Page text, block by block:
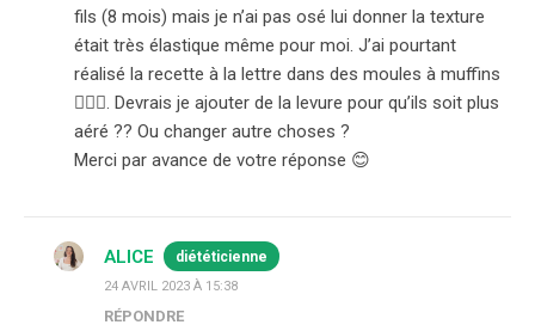
fils (8 mois) mais je n’ai pas osé lui donner la texture
était très élastique même pour moi. J’ai pourtant
réalisé la recette à la lettre dans des moules à muffins
🤷🏽‍♀️. Devrais je ajouter de la levure pour qu’ils soit plus
aéré ?? Ou changer autre choses ?
Merci par avance de votre réponse 😊
ALICE diététicienne
24 AVRIL 2023 À 15:38
RÉPONDRE